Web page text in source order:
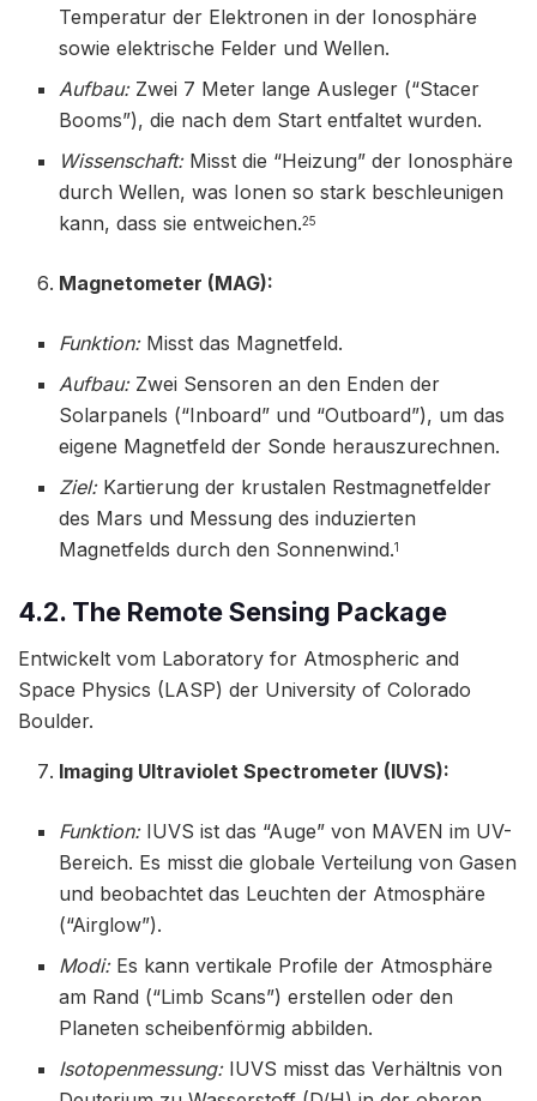
Temperatur der Elektronen in der Ionosphäre
sowie elektrische Felder und Wellen.
Aufbau:Zwei 7 Meter lange Ausleger (“Stacer
Booms”), die nach dem Start entfaltet wurden.
Wissenschaft:Misst die “Heizung” der Ionosphäre
durch Wellen, was Ionen so stark beschleunigen
kann, dass sie entweichen.25
Magnetometer (MAG):
Funktion:Misst das Magnetfeld.
Aufbau:Zwei Sensoren an den Enden der
Solarpanels (“Inboard” und “Outboard”), um das
eigene Magnetfeld der Sonde herauszurechnen.
Ziel:Kartierung der krustalen Restmagnetfelder
des Mars und Messung des induzierten
Magnetfelds durch den Sonnenwind.1
4.2. The Remote Sensing Package
Entwickelt vom Laboratory for Atmospheric and
Space Physics (LASP) der University of Colorado
Boulder.
Imaging Ultraviolet Spectrometer (IUVS):
Funktion:IUVS ist das “Auge” von MAVEN im UV-
Bereich. Es misst die globale Verteilung von Gasen
und beobachtet das Leuchten der Atmosphäre
(“Airglow”).
Modi:Es kann vertikale Profile der Atmosphäre
am Rand (“Limb Scans”) erstellen oder den
Planeten scheibenförmig abbilden.
Isotopenmessung:IUVS misst das Verhältnis von